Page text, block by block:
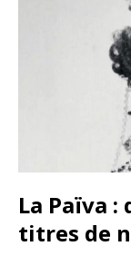
La Païva
titres de